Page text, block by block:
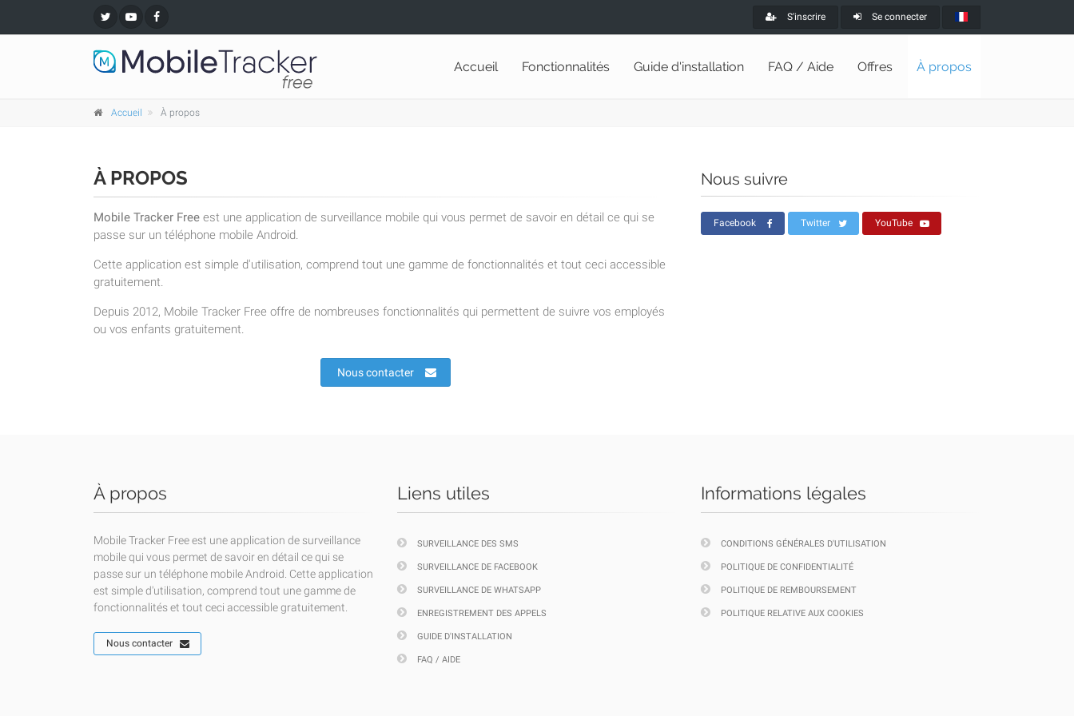
S'inscrire Se connecter
Accueil Fonctionnalités Guide d'installation FAQ / Aide Offres À propos
Accueil À propos
À PROPOS
Mobile Tracker Free est une application de surveillance mobile qui vous permet de savoir en détail ce qui se
passe sur un téléphone mobile Android.
Cette application est simple d'utilisation, comprend tout une gamme de fonctionnalités et tout ceci accessible
gratuitement.
Depuis 2012, Mobile Tracker Free offre de nombreuses fonctionnalités qui permettent de suivre vos employés
ou vos enfants gratuitement.
Nous contacter
Nous suivre
Facebook Twitter YouTube
À propos
Mobile Tracker Free est une application de surveillance
mobile qui vous permet de savoir en détail ce qui se
passe sur un téléphone mobile Android. Cette application
est simple d'utilisation, comprend tout une gamme de
fonctionnalités et tout ceci accessible gratuitement.
Nous contacter
Liens utiles
SURVEILLANCE DES SMS
SURVEILLANCE DE FACEBOOK
SURVEILLANCE DE WHATSAPP
ENREGISTREMENT DES APPELS
GUIDE D'INSTALLATION
FAQ / AIDE
Informations légales
CONDITIONS GÉNÉRALES D'UTILISATION
POLITIQUE DE CONFIDENTIALITÉ
POLITIQUE DE REMBOURSEMENT
POLITIQUE RELATIVE AUX COOKIES